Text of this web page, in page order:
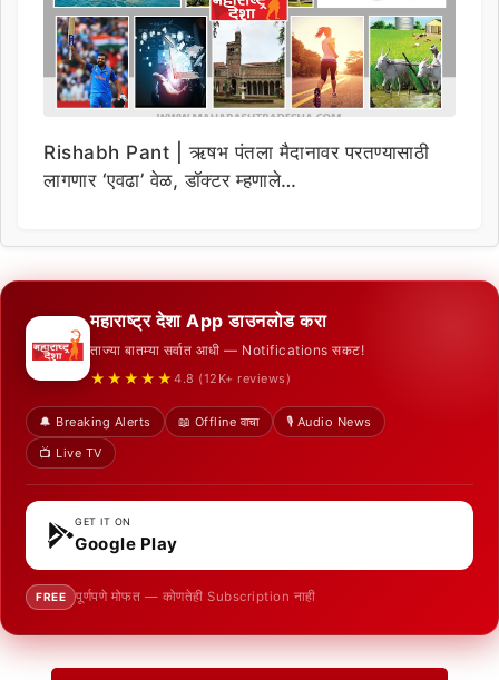
Rishabh Pant | ऋषभ पंतला मैदानावर परतण्यासाठी
लागणार ‘एवढा’ वेळ, डॉक्टर म्हणाले…
महाराष्ट्र देशा App डाउनलोड करा
ताज्या बातम्या सर्वात आधी — Notifications सकट!
★★★★★ 4.8 (12K+ reviews)
🔔 Breaking Alerts 📖 Offline वाचा
🎙️ Audio News
📺 Live TV
GET IT ON
Google Play
FREE पूर्णपणे मोफत — कोणतेही Subscription नाही